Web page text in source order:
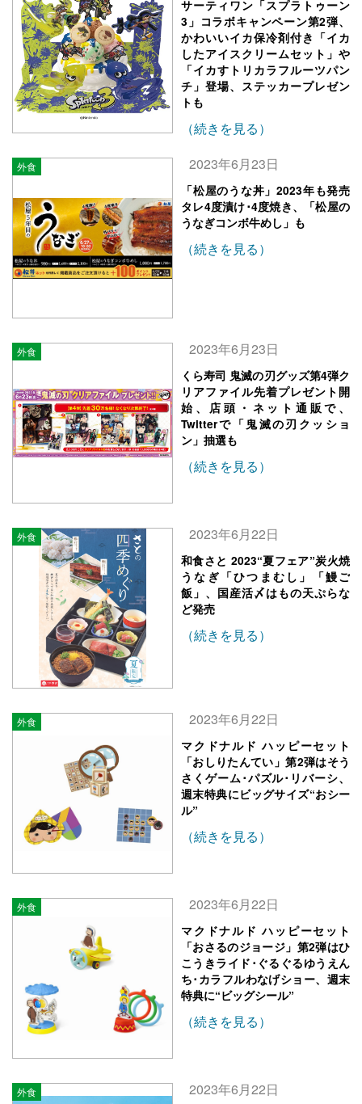
サーティワン「スプラトゥーン
3」コラボキャンペーン第2弾、
かわいいイカ保冷剤付き「イカ
したアイスクリームセット」や
「イカすトリカラフルーツパン
チ」登場、ステッカープレゼン
トも
（続きを見る）
外食 2023年6月23日
「松屋のうな丼」2023年も発売
タレ4度漬け･4度焼き、「松屋の
うなぎコンボ牛めし」も
（続きを見る）
外食 2023年6月23日
くら寿司 鬼滅の刃グッズ第4弾ク
リアファイル先着プレゼント開
始、店頭・ネット通販で、
Twitterで「鬼滅の刃クッショ
ン」抽選も
（続きを見る）
外食 2023年6月22日
和食さと 2023“夏フェア”炭火焼
うなぎ「ひつまむし」「鰻ご
飯」、国産活〆はもの天ぷらな
ど発売
（続きを見る）
外食 2023年6月22日
マクドナルド ハッピーセット
「おしりたんてい」第2弾はそう
さくゲーム･パズル･リバーシ、
週末特典にビッグサイズ“おシー
ル”
（続きを見る）
外食 2023年6月22日
マクドナルド ハッピーセット
「おさるのジョージ」第2弾はひ
こうきライド･ぐるぐるゆうえん
ち･カラフルわなげショー、週末
特典に“ビッグシール”
（続きを見る）
外食 2023年6月22日